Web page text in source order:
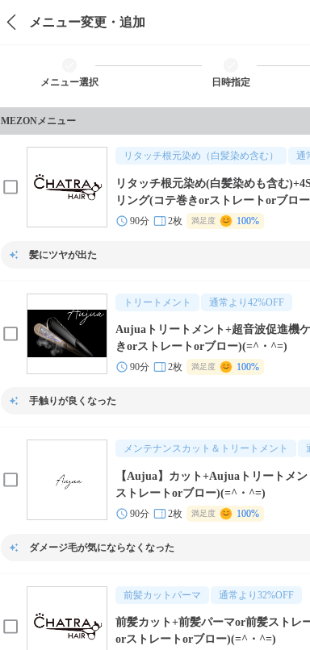
メニュー変更・追加
メニュー選択 日時指定
MEZONメニュー
リタッチ根元染め（白髪染め含む） 通
リタッチ根元染め(白髪染めも含む
リング(コテ巻きorストレートorブロ
90分 2枚 満足度 100%
髪にツヤが出た
トリートメント 通常より 42%OFF
Aujuaトリートメント+超音波促進機
きorストレートorブロー)(=^・^=)
90分 2枚 満足度 100%
手触りが良くなった
メンテナンスカット＆トリートメント
【Aujua】カット+Aujuaトリートメ
ストレートorブロー)(=^・^=)
90分 2枚 満足度 100%
ダメージ毛が気にならなくなった
前髪カットパーマ 通常より 32%OFF
前髪カット+前髪パーマor前髪ストレ
orストレートorブロー)(=^・^=)